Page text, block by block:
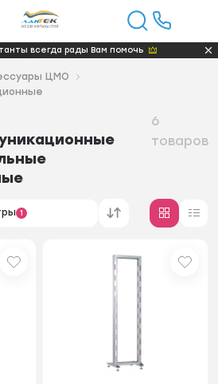
всегда рады Вам помочь
ЦМО
6
товаров
1